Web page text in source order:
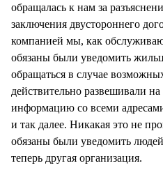
обращалась к нам за
заключения двустороннего
компанией мы, как
обязаны были уведомить
обращаться в случае
действительно развешивали
информацию со всеми
и так далее. Никакая это не
обязаны были уведомить
теперь другая организация.